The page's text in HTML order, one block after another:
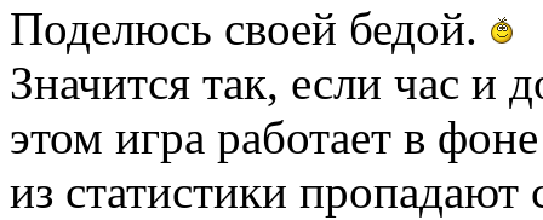
Поделюсь своей бедой.
Значится так, если час и
этом игра работает в
из статистики пропадают